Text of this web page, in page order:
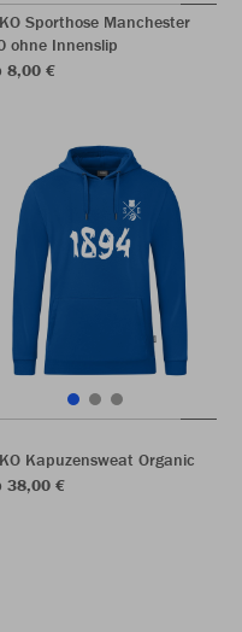
Sporthose Manchester
ohne Innenslip
8,00 €
Kapuzensweat Organic
38,00 €